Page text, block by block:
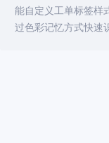
能自定义工单标签样
过色彩记忆方式快速